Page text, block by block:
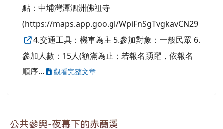
點：中埔灣潭泗洲佛祖寺
(https://maps.app.goo.gl/WpiFnSgTvgkavCN29
4.交通工具：機車為主 5.參加對象：一般民眾 6.
參加人數：15人(額滿為止；若報名踴躍，依報名
順序...
觀看完整文章
公共參與-夜幕下的赤蘭溪